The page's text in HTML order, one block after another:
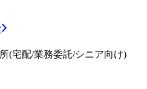
(宅配/業務委託/シニア向け)